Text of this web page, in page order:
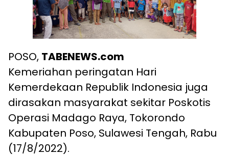
POSO, TABENEWS.com
Kemeriahan peringatan Hari
Kemerdekaan Republik Indonesia juga
dirasakan masyarakat sekitar Poskotis
Operasi Madago Raya, Tokorondo
Kabupaten Poso, Sulawesi Tengah, Rabu
(17/8/2022).